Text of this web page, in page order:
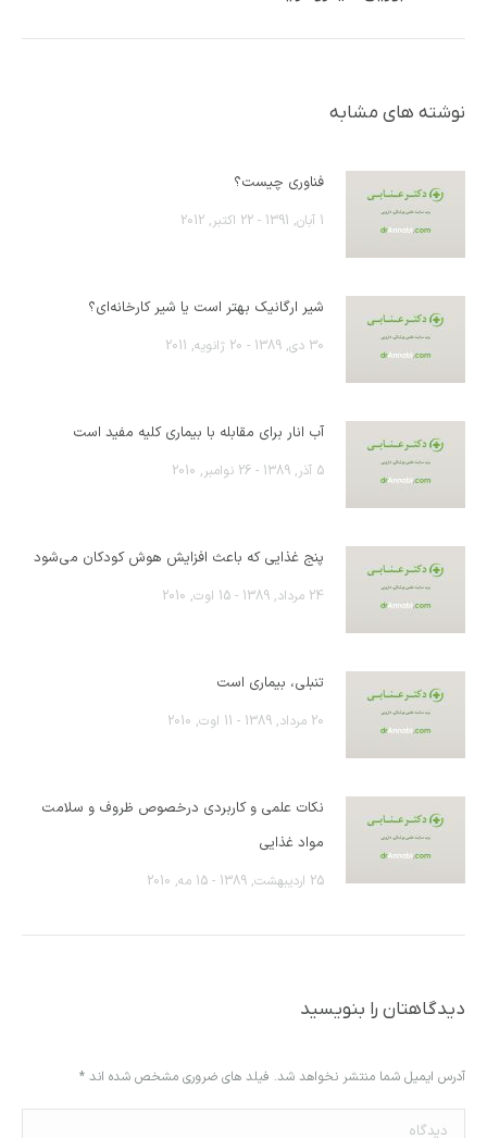
نوشته های مشابه
فناوری چیست؟
1 آبان, 1391 - 22 اکتبر, 2012
شیر ارگانیک بهتر است یا شیر کارخانه‌ای؟
30 دی, 1389 - 20 ژانویه, 2011
آب انار برای مقابله با بیماری کلیه مفید است
5 آذر, 1389 - 26 نوامبر, 2010
پنج غذایی که باعث افزایش هوش کودکان می‌شود
24 مرداد, 1389 - 15 اوت, 2010
تنبلی، بیماری است
20 مرداد, 1389 - 11 اوت, 2010
نکات علمی و کاربردی درخصوص ظروف و سلامت
مواد غذایی
25 اردیبهشت, 1389 - 15 مه, 2010
دیدگاهتان را بنویسید
آدرس ایمیل شما منتشر نخواهد شد. فیلد های ضروری مشخص شده اند *
دیدگاه